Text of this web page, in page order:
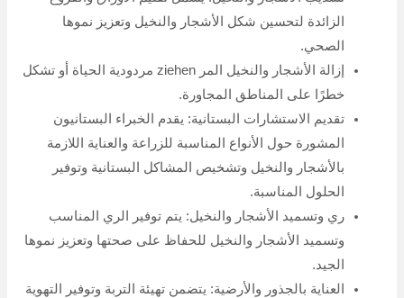
الزائدة لتحسين شكل الأشجار والنخيل وتعزيز نموها
الصحي.
إزالة الأشجار والنخيل المر ziehen مردودية الحياة أو تشكل
خطرًا على المناطق المجاورة.
تقديم الاستشارات البستانية: يقدم الخبراء البستانيون
المشورة حول الأنواع المناسبة للزراعة والعناية اللازمة
بالأشجار والنخيل وتشخيص المشاكل البستانية وتوفير
الحلول المناسبة.
ري وتسميد الأشجار والنخيل: يتم توفير الري المناسب
وتسميد الأشجار والنخيل للحفاظ على صحتها وتعزيز نموها
الجيد.
العناية بالجذور والأرضية: يتضمن تهيئة التربة وتوفير التهوية